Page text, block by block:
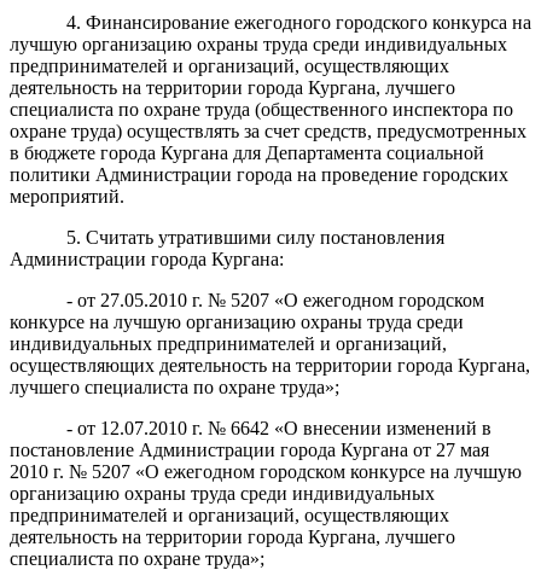
4. Финансирование ежегодного городского конкурса на
лучшую организацию охраны труда среди индивидуальных
предпринимателей и организаций, осуществляющих
деятельность на территории города Кургана, лучшего
специалиста по охране труда (общественного инспектора по
охране труда) осуществлять за счет средств, предусмотренных
в бюджете города Кургана для Департамента социальной
политики Администрации города на проведение городских
мероприятий.
5. Считать утратившими силу постановления
Администрации города Кургана:
- от 27.05.2010 г. № 5207 «О ежегодном городском
конкурсе на лучшую организацию охраны труда среди
индивидуальных предпринимателей и организаций,
осуществляющих деятельность на территории города Кургана,
лучшего специалиста по охране труда»;
- от 12.07.2010 г. № 6642 «О внесении изменений в
постановление Администрации города Кургана от 27 мая
2010 г. № 5207 «О ежегодном городском конкурсе на лучшую
организацию охраны труда среди индивидуальных
предпринимателей и организаций, осуществляющих
деятельность на территории города Кургана, лучшего
специалиста по охране труда»;